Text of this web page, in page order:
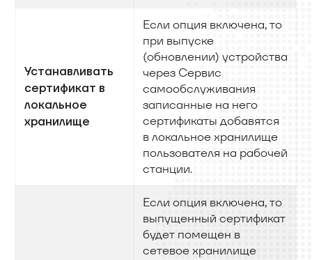
Устанавливать
сертификат в
локальное
хранилище
Если опция включена, то
при выпуске
(обновлении) устройства
через Сервис
самообслуживания
записанные на него
сертификаты добавятся
в локальное хранилище
пользователя на рабочей
станции.
Если опция включена, то
выпущенный сертификат
будет помещен в
сетевое хранилище